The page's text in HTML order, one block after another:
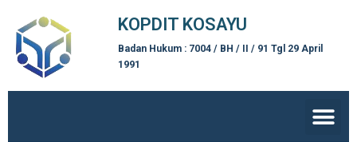
KOPDIT KOSAYU
Badan Hukum : 7004 / BH / II / 91 Tgl 29 April
1991